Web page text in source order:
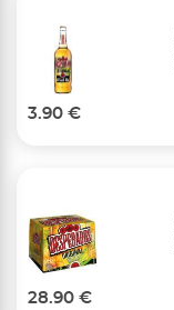
3.90 €
28.90 €